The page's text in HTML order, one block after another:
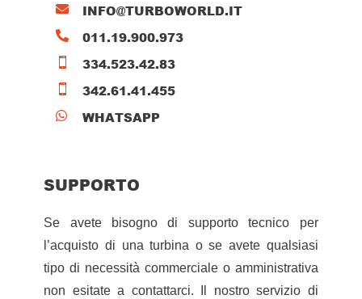
 INFO@TURBOWORLD.IT
 011.19.900.973
 334.523.42.83
 342.61.41.455
 WHATSAPP
SUPPORTO
Se avete bisogno di supporto tecnico per
l’acquisto di una turbina o se avete qualsiasi
tipo di necessità commerciale o amministrativa
non esitate a contattarci. Il nostro servizio di